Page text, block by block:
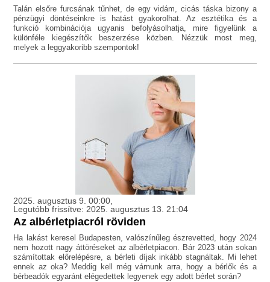
Talán elsőre furcsának tűnhet, de egy vidám, cicás táska bizony a
pénzügyi döntéseinkre is hatást gyakorolhat. Az esztétika és a
funkció kombinációja ugyanis befolyásolhatja, mire figyelünk a
különféle kiegészítők beszerzése közben. Nézzük most meg,
melyek a leggyakoribb szempontok!
2025. augusztus 9. 00:00,
Legutóbb frissítve: 2025. augusztus 13. 21:04
Az albérletpiacról röviden
Ha lakást keresel Budapesten, valószínűleg észrevetted, hogy 2024
nem hozott nagy áttöréseket az albérletpiacon. Bár 2023 után sokan
számítottak előrelépésre, a bérleti díjak inkább stagnáltak. Mi lehet
ennek az oka? Meddig kell még várnunk arra, hogy a bérlők és a
bérbeadók egyaránt elégedettek legyenek egy adott bérlet során?